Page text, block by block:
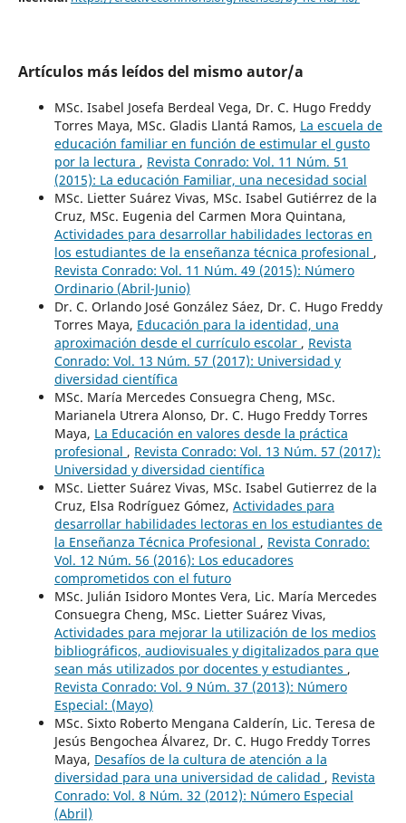
Artículos más leídos del mismo autor/a
MSc. Isabel Josefa Berdeal Vega, Dr. C. Hugo Freddy
Torres Maya, MSc. Gladis Llantá Ramos, La escuela de
educación familiar en función de estimular el gusto
por la lectura , Revista Conrado: Vol. 11 Núm. 51
(2015): La educación Familiar, una necesidad social
MSc. Lietter Suárez Vivas, MSc. Isabel Gutiérrez de la
Cruz, MSc. Eugenia del Carmen Mora Quintana,
Actividades para desarrollar habilidades lectoras en
los estudiantes de la enseñanza técnica profesional ,
Revista Conrado: Vol. 11 Núm. 49 (2015): Número
Ordinario (Abril-Junio)
Dr. C. Orlando José González Sáez, Dr. C. Hugo Freddy
Torres Maya, Educación para la identidad, una
aproximación desde el currículo escolar , Revista
Conrado: Vol. 13 Núm. 57 (2017): Universidad y
diversidad científica
MSc. María Mercedes Consuegra Cheng, MSc.
Marianela Utrera Alonso, Dr. C. Hugo Freddy Torres
Maya, La Educación en valores desde la práctica
profesional , Revista Conrado: Vol. 13 Núm. 57 (2017):
Universidad y diversidad científica
MSc. Lietter Suárez Vivas, MSc. Isabel Gutierrez de la
Cruz, Elsa Rodríguez Gómez, Actividades para
desarrollar habilidades lectoras en los estudiantes de
la Enseñanza Técnica Profesional , Revista Conrado:
Vol. 12 Núm. 56 (2016): Los educadores
comprometidos con el futuro
MSc. Julián Isidoro Montes Vera, Lic. María Mercedes
Consuegra Cheng, MSc. Lietter Suárez Vivas,
Actividades para mejorar la utilización de los medios
bibliográficos, audiovisuales y digitalizados para que
sean más utilizados por docentes y estudiantes ,
Revista Conrado: Vol. 9 Núm. 37 (2013): Número
Especial: (Mayo)
MSc. Sixto Roberto Mengana Calderín, Lic. Teresa de
Jesús Bengochea Álvarez, Dr. C. Hugo Freddy Torres
Maya, Desafíos de la cultura de atención a la
diversidad para una universidad de calidad , Revista
Conrado: Vol. 8 Núm. 32 (2012): Número Especial
(Abril)